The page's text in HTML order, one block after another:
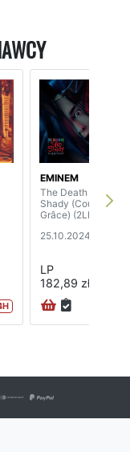
EMINEM
The Death Of Slim
Shady (Coup De
Grâce) (2LP)
25.10.2024
LP
182,89 zł